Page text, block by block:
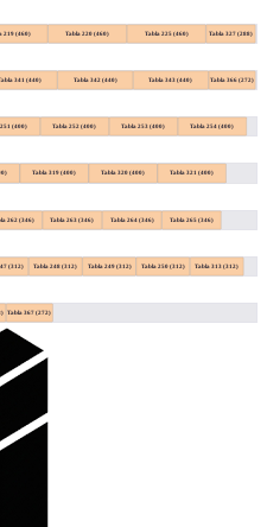
219 (460) Tabla 220 (460) Tabla 225 (460) Tabla 327 (288)
341 (440) Tabla 342 (440) Tabla 343 (440) Tabla 366 (272)
251 (400) Tabla 252 (400) Tabla 253 (400) Tabla 254 (400)
Tabla 319 (400) Tabla 320 (400) Tabla 321 (400)
262 (346) Tabla 263 (346) Tabla 264 (346) Tabla 265 (346)
(312) Tabla 248 (312) Tabla 249 (312) Tabla 250 (312) Tabla 313 (312)
Tabla 367 (272)